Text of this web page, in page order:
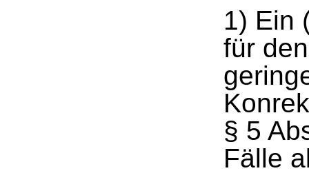
1) Ein
für
§ 5
Fälle